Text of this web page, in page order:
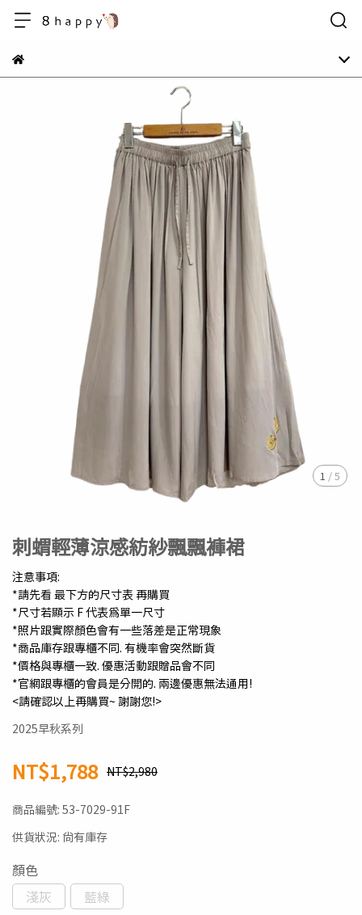
1 /5
刺蝟輕薄涼感紡紗飄飄褲裙
注意事項:
*請先看 最下方的尺寸表 再購買
*尺寸若顯示 F 代表為單一尺寸
*照片跟實際顏色會有一些落差是正常現象
*商品庫存跟專櫃不同. 有機率會突然斷貨
*價格與專櫃一致. 優惠活動跟贈品會不同
*官網跟專櫃的會員是分開的. 兩邊優惠無法通用!
<請確認以上再購買~ 謝謝您!>
2025早秋系列
NT$1,788 NT$2,980
商品編號: 53-7029-91F
供貨狀況: 尚有庫存
顏色
淺灰
藍綠